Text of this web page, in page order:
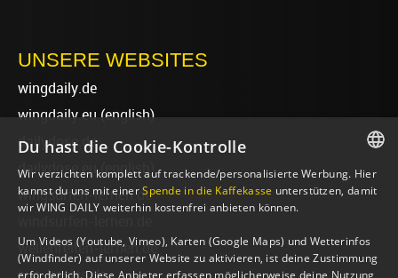
UNSERE WEBSITES
wingdaily.de
wingdaily.eu(english)
dailydose.de
dailydose.eu (english)
wingsurfen-lernen.de
wellenreiten-lernen.de
GERMAN
Du hast die Cookie-Kontrolle
Wir verzichten komplett auf trackende/personalisierte Werbung. Hier
kannst du uns mit einerSpende in die Kaffekasse unterstützen, damit
wir WING DAILY weiterhin kostenfrei anbieten können.
Um Videos (Youtube, Vimeo), Karten (Google Maps) und Wetterinfos
(Windfinder) auf unserer Website zu aktivieren, ist deine Zustimmung
erforderlich. Diese Anbieter erfassen möglicherweise deine Nutzung